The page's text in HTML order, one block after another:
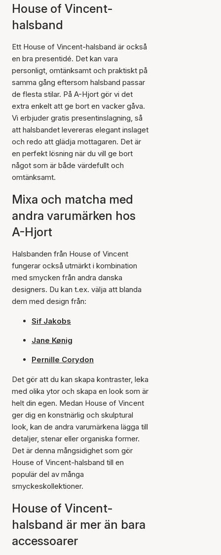
House of Vincent-
halsband
Ett House of Vincent-halsband är också
en bra presentidé. Det kan vara
personligt, omtänksamt och praktiskt på
samma gång eftersom halsband passar
de flesta stilar. På A-Hjort gör vi det
extra enkelt att ge bort en vacker gåva.
Vi erbjuder gratis presentinslagning, så
att halsbandet levereras elegant inslaget
och redo att glädja mottagaren. Det är
en perfekt lösning när du vill ge bort
något som är både värdefullt och
omtänksamt.
Mixa och matcha med
andra varumärken hos
A-Hjort
Halsbanden från House of Vincent
fungerar också utmärkt i kombination
med smycken från andra danska
designers. Du kan t.ex. välja att blanda
dem med design från:
Sif Jakobs
Jane Kønig
Pernille Corydon
Det gör att du kan skapa kontraster, leka
med olika ytor och skapa en look som är
helt din egen. Medan House of Vincent
ger dig en konstnärlig och skulptural
look, kan de andra varumärkena lägga till
detaljer, stenar eller organiska former.
Det är denna mångsidighet som gör
House of Vincent-halsband till en
populär del av många
smyckeskollektioner.
House of Vincent-
halsband är mer än bara
accessoarer